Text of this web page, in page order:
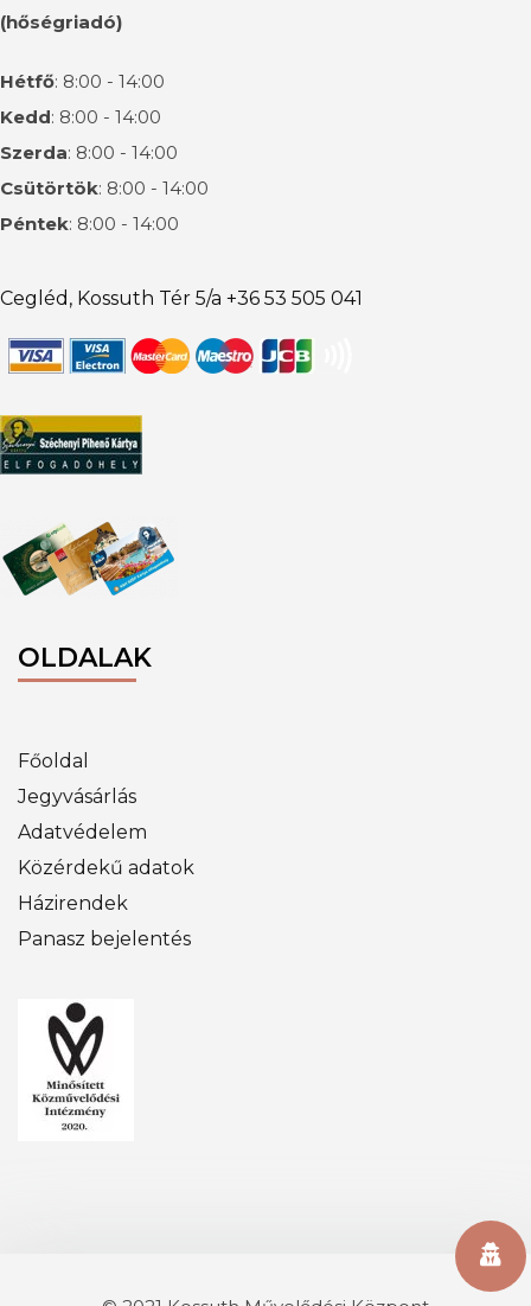
(hőségriadó)
Hétfő: 8:00 - 14:00
Kedd: 8:00 - 14:00
Szerda: 8:00 - 14:00
Csütörtök: 8:00 - 14:00
Péntek: 8:00 - 14:00
Cegléd, Kossuth Tér 5/a +36 53 505 041
OLDALAK
Főoldal
Jegyvásárlás
Adatvédelem
Közérdekű adatok
Házirendek
Panasz bejelentés